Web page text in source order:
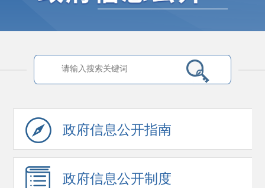
政府信息公开指南
政府信息公开制度